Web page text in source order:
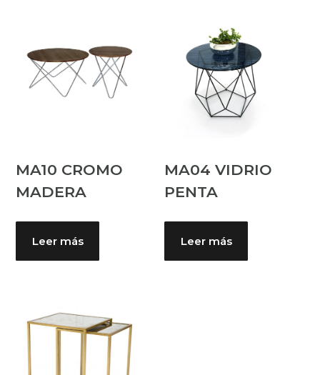
MA10 CROMO
MADERA
Leer más
MA04 VIDRIO
PENTA
Leer más